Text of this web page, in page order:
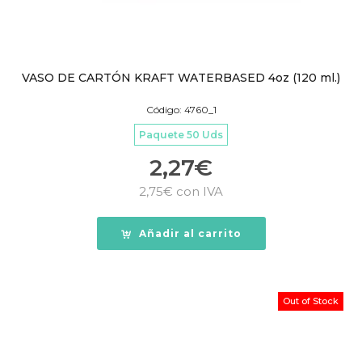
VASO DE CARTÓN KRAFT WATERBASED 4oz (120 ml.)
Código: 4760_1
Paquete 50 Uds
2,27€
2,75€ con IVA
Añadir al carrito
Out of Stock